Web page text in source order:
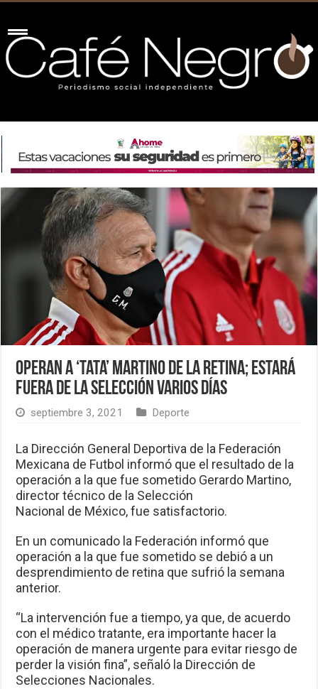
Operan a ‘Tata’ Martino de la retina; estará
fuera de la selección varios días
septiembre 3, 2021 Deporte
La Dirección General Deportiva de la Federación
Mexicana de Futbol informó que el resultado de la
operación a la que fue sometido Gerardo Martino,
director técnico de la Selección
Nacional de México, fue satisfactorio.
En un comunicado la Federación informó que
operación a la que fue sometido se debió a un
desprendimiento de retina que sufrió la semana
anterior.
“La intervención fue a tiempo, ya que, de acuerdo
con el médico tratante, era importante hacer la
operación de manera urgente para evitar riesgo de
perder la visión fina”, señaló la Dirección de
Selecciones Nacionales.